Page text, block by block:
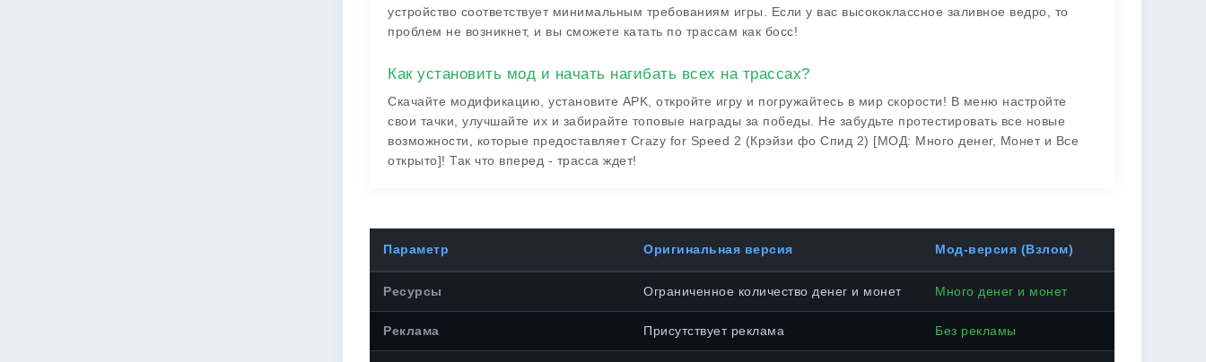
устройство соответствует минимальным требованиям игры. Если у вас высококлассное заливное ведро, то
проблем не возникнет, и вы сможете катать по трассам как босс!
Как установить мод и начать нагибать всех на трассах?
Скачайте модификацию, установите APK, откройте игру и погружайтесь в мир скорости! В меню настройте
свои тачки, улучшайте их и забирайте топовые награды за победы. Не забудьте протестировать все новые
возможности, которые предоставляет Crazy for Speed 2 (Крэйзи фо Спид 2) [МОД: Много денег, Монет и Все
открыто]! Так что вперед - трасса ждет!
Параметр Оригинальная версия Мод-версия (Взлом)
Ресурсы Ограниченное количество денег и монет Много денег и монет
Реклама Присутствует реклама Без рекламы